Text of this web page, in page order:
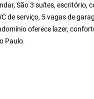
São 3 suítes, escritório,
de serviço, 5 vagas de
oferece lazer,
Paulo.